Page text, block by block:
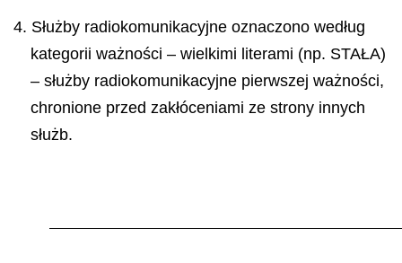
4. Służby radiokomunikacyjne oznaczono według
kategorii ważności – wielkimi literami (np. STAŁA)
– służby radiokomunikacyjne pierwszej ważności,
chronione przed zakłóceniami ze strony innych
służb.